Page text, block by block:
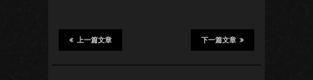
下一篇文章
上一篇文章